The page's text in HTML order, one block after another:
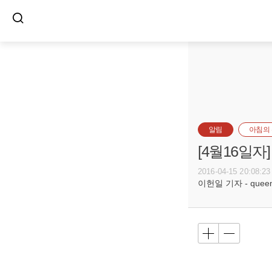
알림 아침의
[4월16일자
2016-04-15 20:08:23
이헌일 기자 -